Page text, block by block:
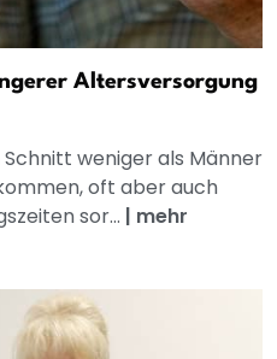
Altersversorgung
weniger als Männer
oft aber auch
sor... | mehr